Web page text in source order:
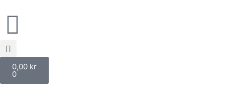
0,00 kr
0